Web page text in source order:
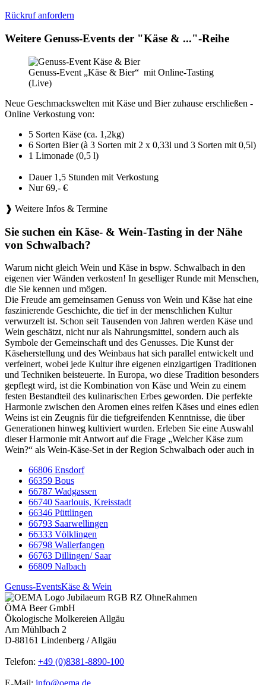
Rückruf anfordern
Weitere Genuss-Events der "Käse & ..."-Reihe
Genuss-Event „Käse & Bier“ mit Online-Tasting
(Live)
Neue Geschmackswelten mit Käse und Bier zuhause erschließen -
Online Verkostung von:
5 Sorten Käse (ca. 1,2kg)
6 Sorten Bier (à 3 Sorten mit 2 x 0,33l und 3 Sorten mit 0,5l)
1 Limonade (0,5 l)
Dauer 1,5 Stunden mit Verkostung
Nur 69,- €
❱ Weitere Infos & Termine
Sie suchen ein Käse- & Wein-Tasting in der Nähe
von Schwalbach?
Warum nicht gleich Wein und Käse in bspw. Schwalbach in den
eigenen vier Wänden verkosten! In geselliger Runde mit Menschen,
die Sie kennen und mögen.
Die Freude am gemeinsamen Genuss von Wein und Käse hat eine
faszinierende Geschichte, die tief in der menschlichen Kultur
verwurzelt ist. Schon seit Tausenden von Jahren werden Käse und
Wein geschätzt, nicht nur als Nahrungsmittel, sondern auch als
Symbole der Gemeinschaft und des Genusses. Die Kunst der
Käseherstellung und des Weinbaus hat sich parallel entwickelt und
verfeinert, wobei jede Kultur ihre eigenen einzigartigen Traditionen
und Techniken beisteuerte. In Europa, wo diese Tradition besonders
gepflegt wird, ist die Kombination von Käse und Wein zu einem
festen Bestandteil des kulinarischen Erbes geworden. Die perfekte
Harmonie zwischen den Aromen eines reifen Käses und eines edlen
Weins ist ein Zeugnis für die tiefgreifenden Kenntnisse, die über
Generationen hinweg kultiviert wurden. Erleben Sie eine Auswahl
dieser Harmonie mit Antwort auf die Frage „Welcher Käse zum
Wein?“ als Wein-Käse-Set in der Region Schwalbach oder auch in
66806 Ensdorf
66359 Bous
66787 Wadgassen
66740 Saarlouis, Kreisstadt
66346 Püttlingen
66793 Saarwellingen
66333 Völklingen
66798 Wallerfangen
66763 Dillingen/ Saar
66809 Nalbach
Genuss-EventsKäse & Wein
ÖMA Beer GmbH
Ökologische Molkereien Allgäu
Am Mühlbach 2
D-88161 Lindenberg / Allgäu
Telefon: +49 (0)8381-8890-100